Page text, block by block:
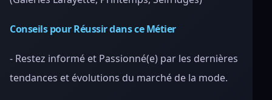
Conseils pour Réussir dans ce Métier
- Restez informé et Passionné(e) par les dernières
tendances et évolutions du marché de la mode.